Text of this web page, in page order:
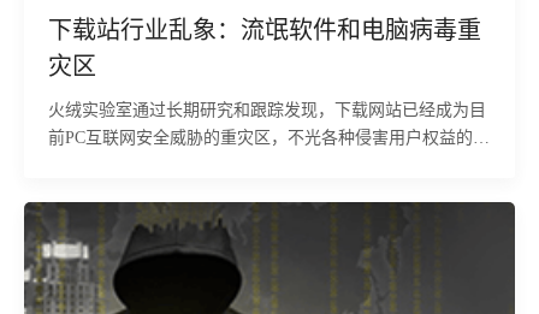
下载站行业乱象：流氓软件和电脑病毒重
灾区
火绒实验室通过长期研究和跟踪发现，下载网站已经成为目
前PC互联网安全威胁的重灾区，不光各种侵害用户权益的事